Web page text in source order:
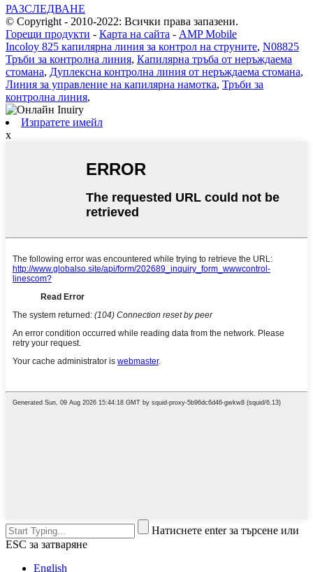
РАЗСЛЕДВАНЕ
© Copyright - 2010-2022: Всички права запазени.
Горещи продукти - Карта на сайта - AMP Mobile
Incoloy 825 капилярна линия за контрол на струните, N08825
Тръби за контролна линия, Капилярна тръба от неръждаема
стомана, Дуплексна контролна линия от неръждаема стомана,
Линия за управление на капилярна намотка, Тръби за
контролна линия,
Изпратете имейл
x
Натиснете enter за търсене или
ESC за затваряне
English